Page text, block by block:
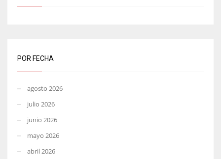
POR FECHA
agosto 2026
julio 2026
junio 2026
mayo 2026
abril 2026